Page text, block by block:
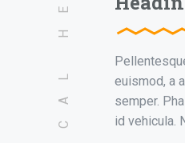
euismod, a
semper.
id vehicula.